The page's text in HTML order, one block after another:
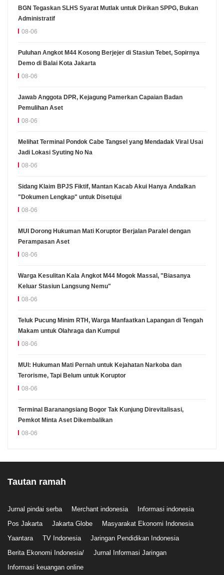
BGN Tegaskan SLHS Syarat Mutlak untuk Dirikan SPPG, Bukan
Administratif
08-06
Puluhan Angkot M44 Kosong Berjejer di Stasiun Tebet, Sopirnya
Demo di Balai Kota Jakarta
08-06
Jawab Anggota DPR, Kejagung Pamerkan Capaian Badan
Pemulihan Aset
08-06
Melihat Terminal Pondok Cabe Tangsel yang Mendadak Viral Usai
Jadi Lokasi Syuting No Na
08-06
Sidang Klaim BPJS Fiktif, Mantan Kacab Akui Hanya Andalkan
"Dokumen Lengkap" untuk Disetujui
08-06
MUI Dorong Hukuman Mati Koruptor Berjalan Paralel dengan
Perampasan Aset
08-06
Warga Kesulitan Kala Angkot M44 Mogok Massal, "Biasanya
Keluar Stasiun Langsung Nemu"
08-06
Teluk Pucung Minim RTH, Warga Manfaatkan Lapangan di Tengah
Makam untuk Olahraga dan Kumpul
08-06
MUI: Hukuman Mati Pernah untuk Kejahatan Narkoba dan
Terorisme, Tapi Belum untuk Koruptor
08-06
Terminal Baranangsiang Bogor Tak Kunjung Direvitalisasi,
Pemkot Minta Aset Dikembalikan
08-06
Tautan ramah
Jurnal pindai serba Merchant indonesia
Informasi indonesia
Pos Jakarta
Jakarta Globe
Masyarakat Ekonomi Indonesia
Yaantara
TV Indonesia
Jaringan Pendidikan Indonesia
Berita Ekonomi Indonesia/
Jurnal Informasi Jaringan
Informasi keuangan online